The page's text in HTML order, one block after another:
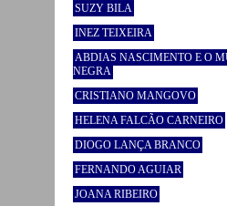
SUZY BILA
INEZ TEIXEIRA
ABDIAS NASCIMENTO E O
NEGRA
CRISTIANO MANGOVO
HELENA FALCÃO CARNEIRO
DIOGO LANÇA BRANCO
FERNANDO AGUIAR
JOANA RIBEIRO